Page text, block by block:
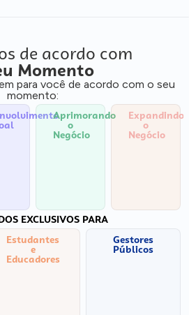
de acordo com
Momento
para você de acordo com o seu
momento:
Aprimorando
o
Negócio
Expandindo
o
Negócio
EXCLUSIVOS PARA
Estudantes
e
Educadores
Gestores
Públicos